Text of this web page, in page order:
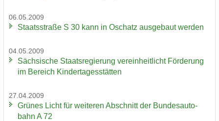
06.05.2009
Staats­stra­ße S 30 kann in Oschatz aus­ge­baut wer­den
04.05.2009
Säch­si­sche Staats­re­gie­rung ver­ein­heit­licht För­de­rung
im Be­reich Kin­der­ta­ges­stät­ten
27.04.2009
Grü­nes Licht für wei­te­ren Ab­schnitt der Bun­des­au­to­
bahn A 72